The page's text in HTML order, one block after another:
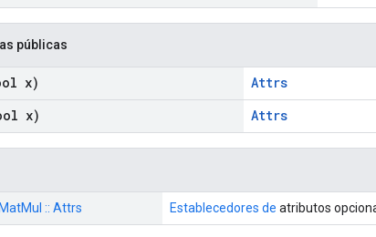
públicas
x)
Attrs
x) Attrs
:: Attrs Establecedores de atributos